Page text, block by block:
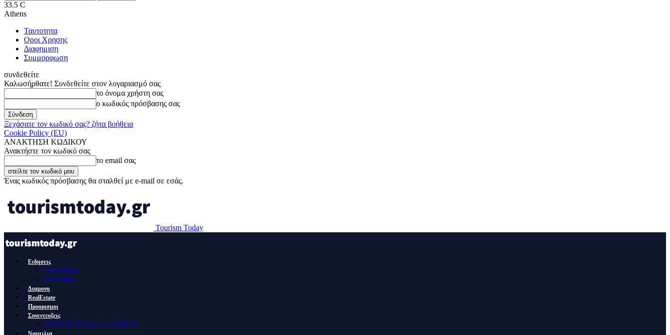
33.5 C
Athens
Ταυτοτητα
Οροι Χρησης
Διαφημιση
Συμμορφωση
συνδεθείτε
Καλωσήρθατε! Συνδεθείτε στον λογαριασμό σας
το όνομα χρήστη σας
ο κωδικός πρόσβασης σας
Ξεχάσατε τον κωδικό σας? ζήτα βοήθεια
Cookie Policy (EU)
ΑΝΑΚΤΗΣΗ ΚΩΔΙΚΟΥ
Ανακτήστε τον κωδικό σας
το email σας
Ένας κωδικός πρόσβασης θα σταλθεί με e-mail σε εσάς.
Tourism Today
Ειδησεις
Οικονομια
Πολιτικη
Διαμονη
RealEstate
Προορισμοι
Συνεντευξεις
ΣΥΝΕΝΤΕΥΞΕΙΣ – ΑΡΘΡΑ
Ναυτιλια